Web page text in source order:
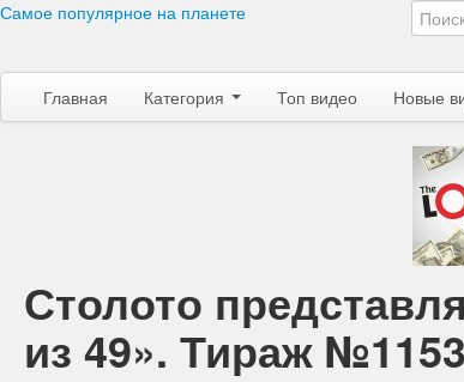
Самое популярное на планете
Главная
Категория Топ видео Новые
Столото
из 49». Тираж